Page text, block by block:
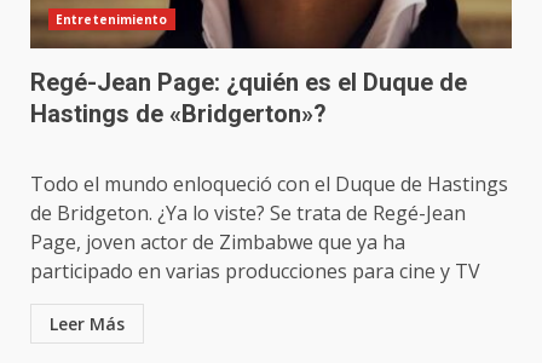
Entretenimiento
Regé-Jean Page: ¿quién es el Duque de
Hastings de «Bridgerton»?
Todo el mundo enloqueció con el Duque de Hastings
de Bridgeton. ¿Ya lo viste? Se trata de Regé-Jean
Page, joven actor de Zimbabwe que ya ha
participado en varias producciones para cine y TV
Leer Más